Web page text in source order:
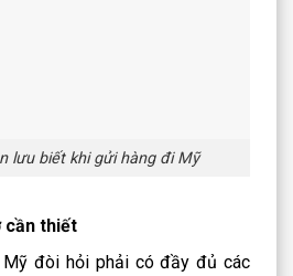
lưu biết khi gửi hàng đi Mỹ
cần thiết
đòi hỏi phải có đầy đủ các